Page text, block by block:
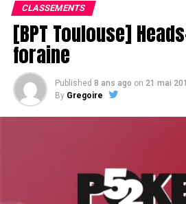
CLASSEMENTS
[BPT Toulouse]
foraine
Published 8 ans ago on 21 mai
By Gregoire